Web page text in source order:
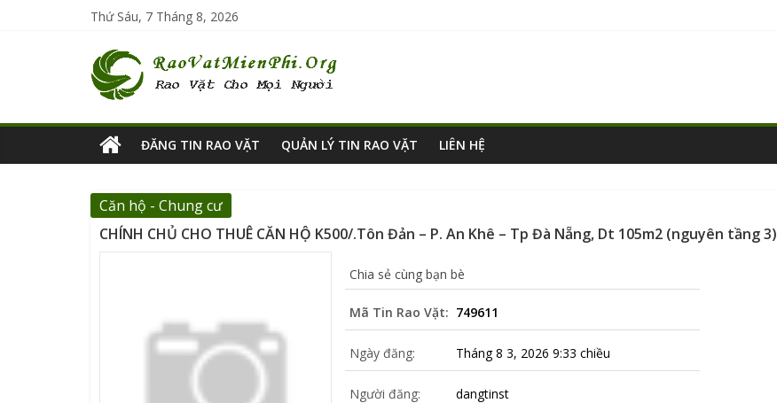
Thứ Sáu, 7 Tháng 8, 2026
ĐĂNG TIN RAO VẶT QUẢN LÝ TIN RAO VẶT LIÊN HỆ
Căn hộ - Chung cư
CHÍNH CHỦ CHO THUÊ CĂN HỘ K500/.Tôn Đản – P. An Khê – Tp Đà Nẵng, Dt 105m2 (nguyên tầng 3)
Chia sẻ cùng bạn bè
Mã Tin Rao Vặt: 749611
Ngày đăng: Tháng 8 3, 2026 9:33 chiều
Người đăng: dangtinst